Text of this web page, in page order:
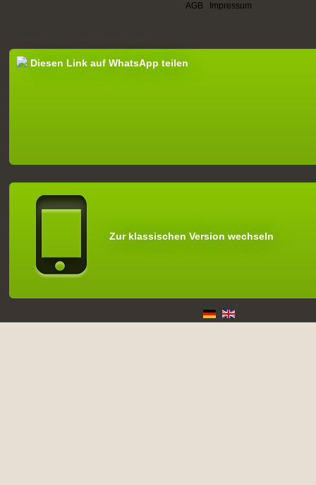
AGB Impressum
Diesen Link auf WhatsApp teilen
Zur klassischen Version wechseln